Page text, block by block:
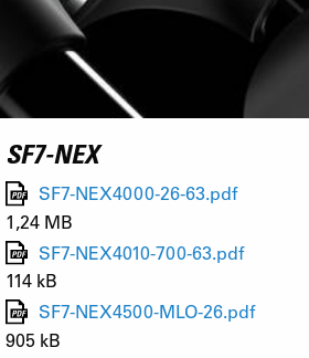
SF7-NEX
SF7-NEX4000-26-63.pdf
1,24 MB
SF7-NEX4010-700-63.pdf
114 kB
SF7-NEX4500-MLO-26.pdf
905 kB